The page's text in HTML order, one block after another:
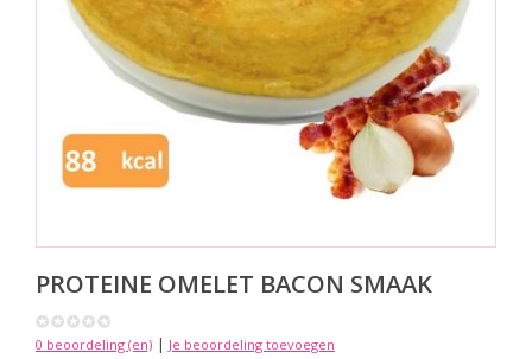
PROTEINE OMELET BACON SMAAK
0 beoordeling (en) | Je beoordeling toevoegen